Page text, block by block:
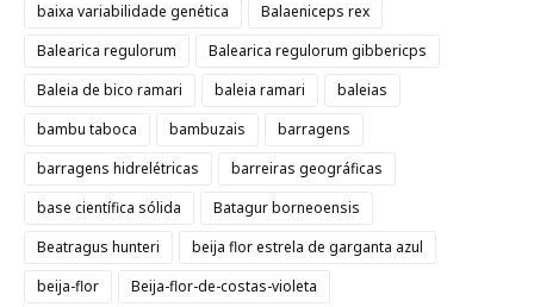
baixa variabilidade genética
Balaeniceps rex
Balearica regulorum
Balearica regulorum gibbericps
Baleia de bico ramari
baleia ramari
baleias
bambu taboca
bambuzais
barragens
barragens hidrelétricas
barreiras geográficas
base científica sólida
Batagur borneoensis
Beatragus hunteri
beija flor estrela de garganta azul
beija-flor
Beija-flor-de-costas-violeta